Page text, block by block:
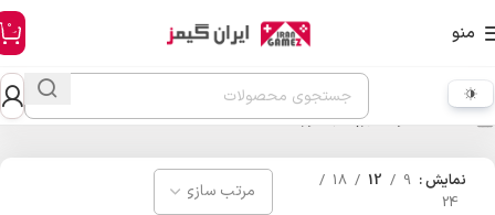
منو 0
محصولات برچسب خورده “mafia”
نمایش 9
12
18
24